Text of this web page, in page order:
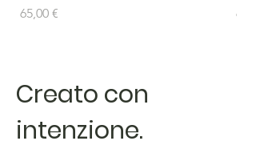
Prezzo
65,00 €
Creato con
intenzione.